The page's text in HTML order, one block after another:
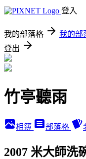
登入
我的部落格 我的部
登出
竹亭聽雨
相簿 部落格
2007 米大師洗